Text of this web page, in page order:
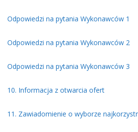
Odpowiedzi na pytania Wykonawców 1
Odpowiedzi na pytania Wykonawców 2
Odpowiedzi na pytania Wykonawców 3
10. Informacja z otwarcia ofert
11. Zawiadomienie o wyborze